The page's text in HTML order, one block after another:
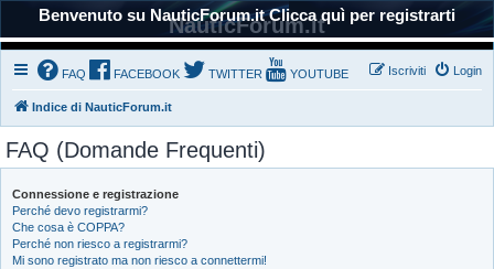
Benvenuto su NauticForum.it Clicca quì per registrarti
NauticForum.it
FAQ FACEBOOK TWITTER YOUTUBE Login
Iscriviti
Indice di NauticForum.it
FAQ (Domande Frequenti)
Connessione e registrazione
Perché devo registrarmi?
Che cosa è COPPA?
Perché non riesco a registrarmi?
Mi sono registrato ma non riesco a connettermi!